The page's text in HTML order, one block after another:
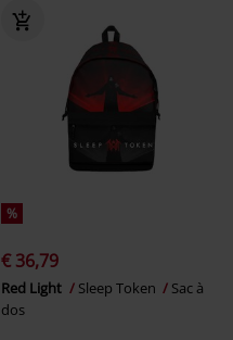
%
€ 36,79
Red Light Sleep Token
Sac à
dos